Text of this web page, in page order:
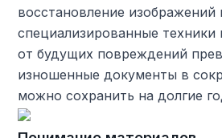
восстановление изображений
специализированные
от будущих повреждений
изношенные документы в
можно сохранить на долгие